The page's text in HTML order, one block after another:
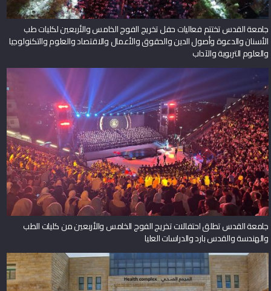
جامعة القدس تختتم فعاليات حفل تخريج الفوج الخامس والأربعين لكليات طب
الأسنان والدعوة وأصول الدين والحقوق والأعمال والاقتصاد والعلوم والتكنولوجيا
والعلوم التربوية والآداب
جامعة القدس تطلق احتفالات تخريج الفوج الخامس والأربعين من كليات الطب
والهندسة والقدس بارد والدراسات العليا